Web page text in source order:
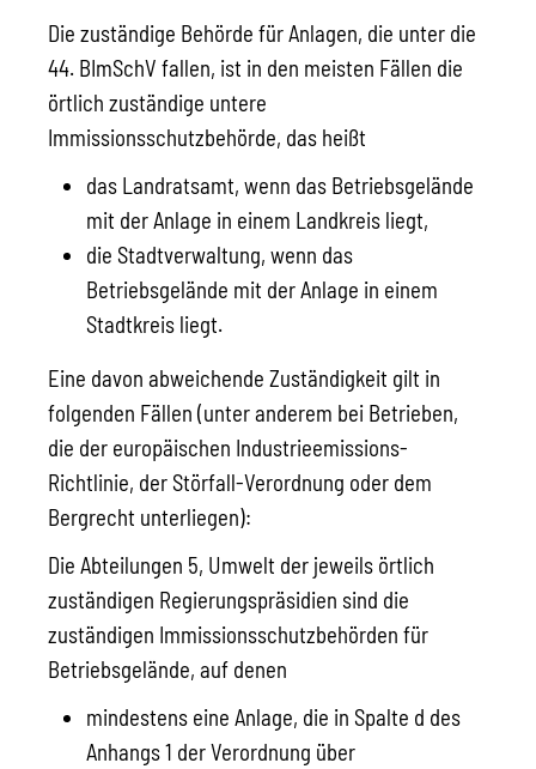
Die zuständige Behörde für Anlagen, die unter die
44. BImSchV fallen, ist in den meisten Fällen die
örtlich zuständige untere
Immissionsschutzbehörde, das heißt
das Landratsamt, wenn das Betriebsgelände
mit der Anlage in einem Landkreis liegt,
die Stadtverwaltung, wenn das
Betriebsgelände mit der Anlage in einem
Stadtkreis liegt.
Eine davon abweichende Zuständigkeit gilt in
folgenden Fällen (unter anderem bei Betrieben,
die der europäischen Industrieemissions-
Richtlinie, der Störfall-Verordnung oder dem
Bergrecht unterliegen):
Die Abteilungen 5, Umwelt der jeweils örtlich
zuständigen Regierungspräsidien sind die
zuständigen Immissionsschutzbehörden für
Betriebsgelände, auf denen
mindestens eine Anlage, die in Spalte d des
Anhangs 1 der Verordnung über